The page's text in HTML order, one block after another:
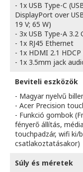
- 1x USB Type-C
DisplayPort over
19 V; 65 W)
- 3x USB Type-A 3.2
- 1x RJ45 Ethernet
- 1x HDMI 2.1
- 1x 3.5mm jack
Beviteli eszközök
- Magyar nyelvű
- Acer Precision
- Funkció gombok
fényerő állítás,
touchpadzár, wifi ki/
csatlakoztatásakor)
Súly és méretek